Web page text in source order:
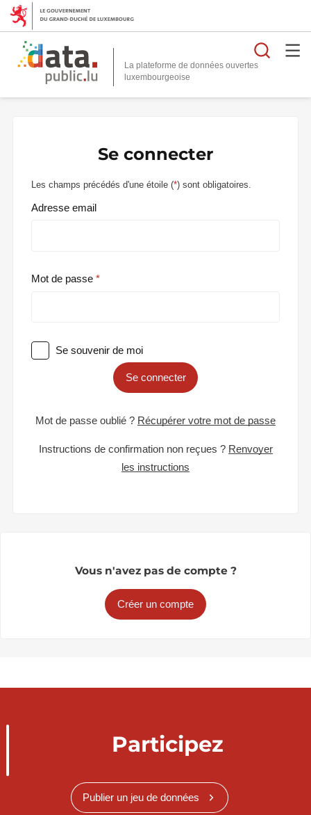
La plateforme de données ouvertes
Se connecter
Les champs précédés d'une étoile (*) sont obligatoires.
Adresse email
Mot de passe
Se souvenir de moi
Se connecter
Mot de passe oublié ? Récupérer votre mot de passe
Instructions de confirmation non reçues ? Renvoyer
les instructions
Vous n'avez pas de compte ?
Créer un compte
Participez
Publier un jeu de données